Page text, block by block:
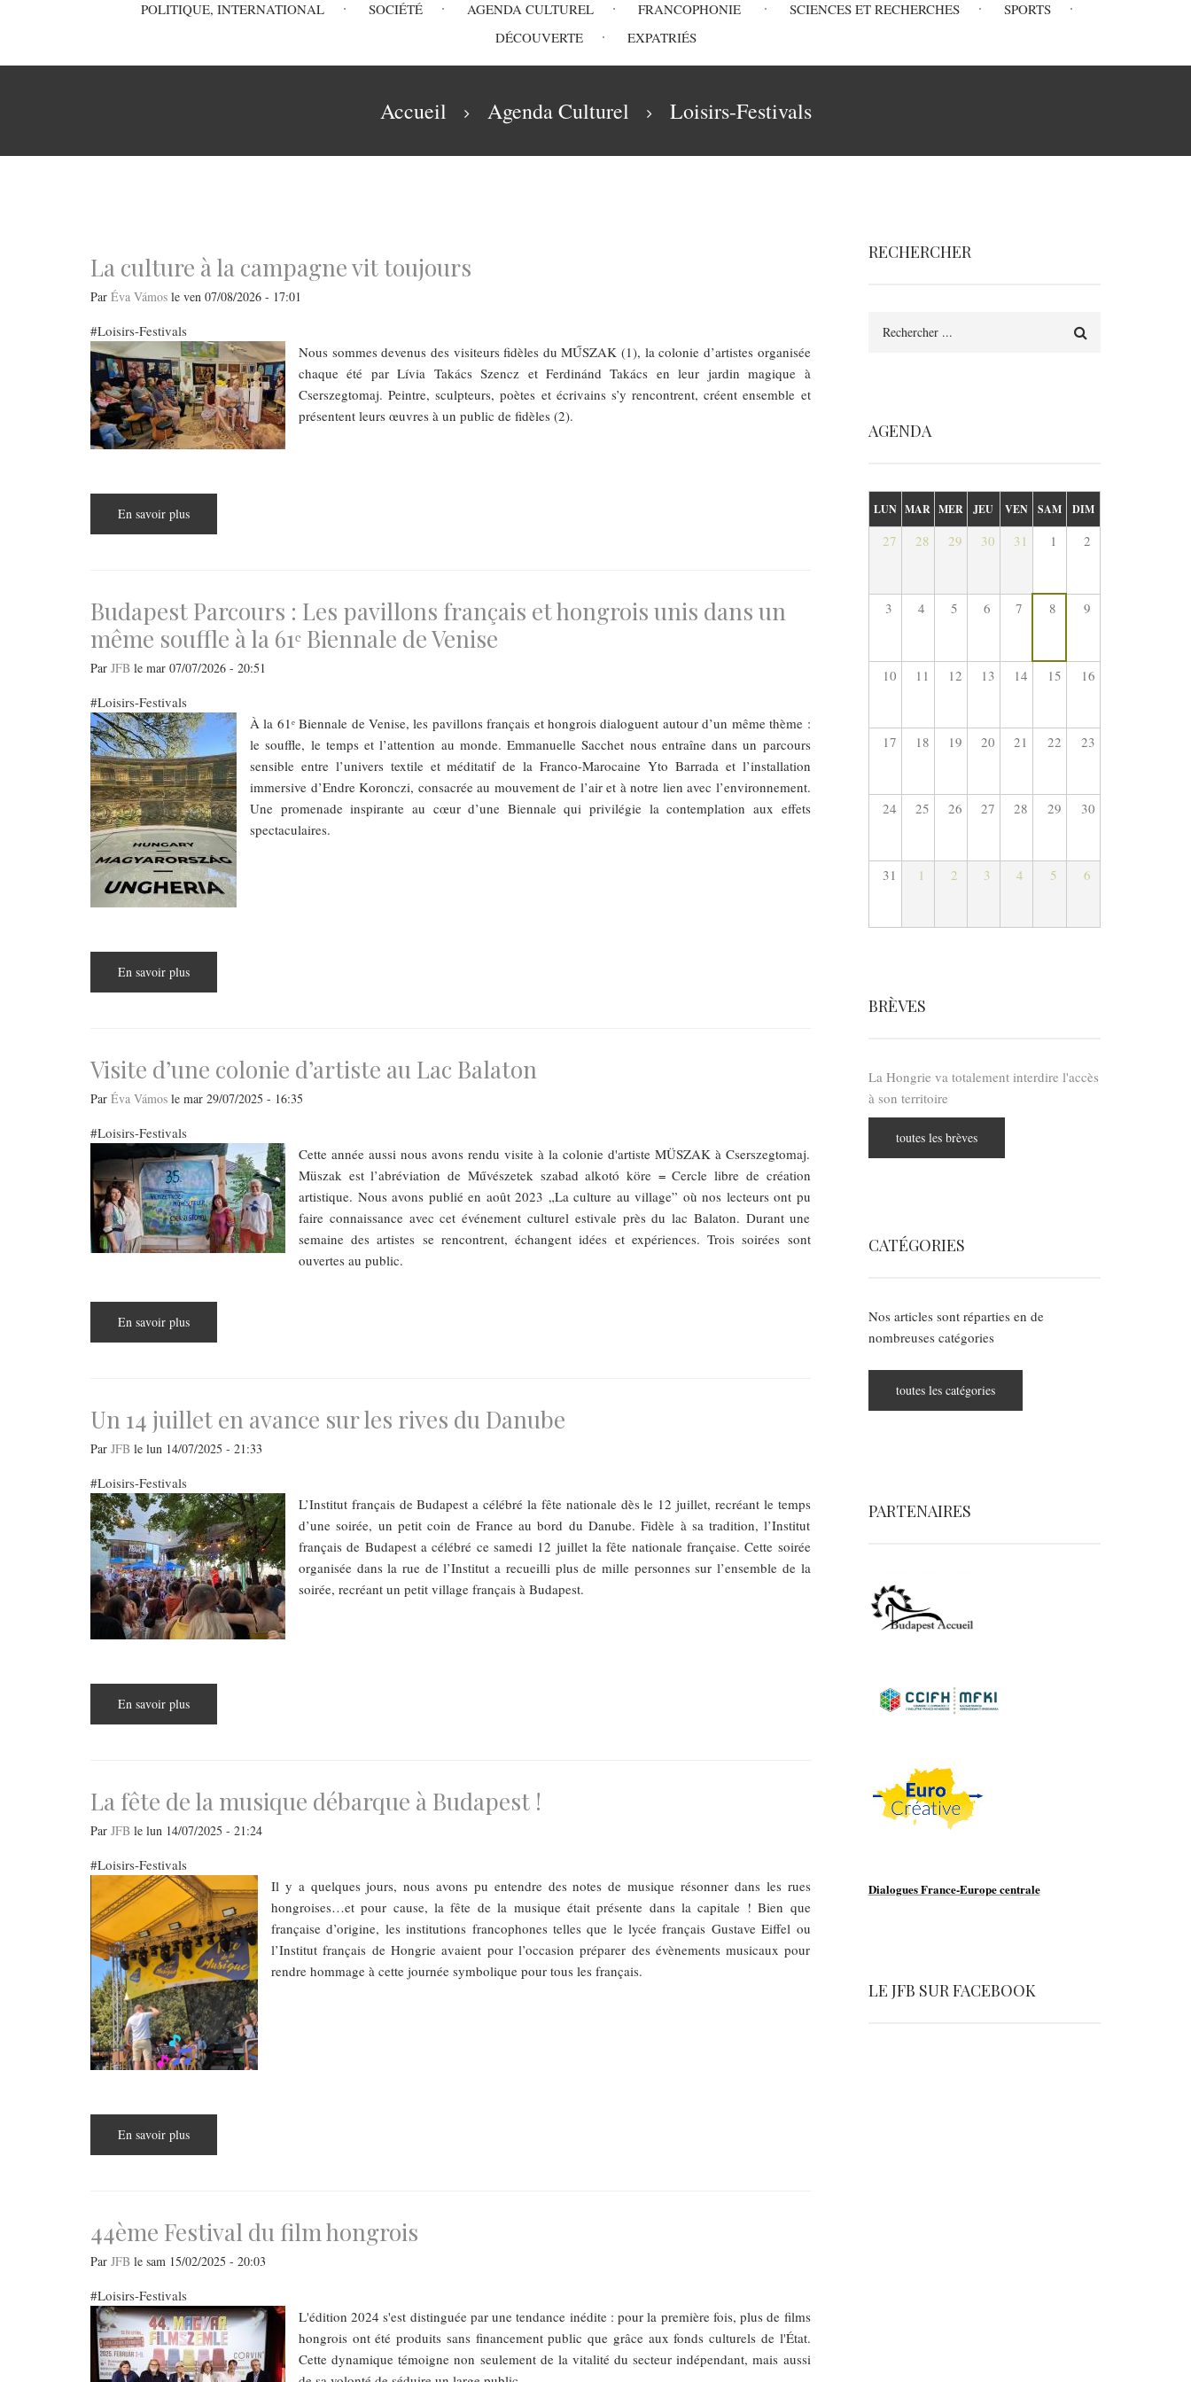
MainPOLITIQUE, INTERNATIONAL SOCIÉTÉ AGENDA CULTUREL FRANCOPHONIE SCIENCES ET RECHERCHES
SPORTS
DÉCOUVERTE
EXPATRIÉS
Accueil Agenda Culturel Loisirs-Festivals
La culture à la campagne vit toujours
Par Éva Vámos le ven 07/08/2026 - 17:01
Loisirs-Festivals
Nous sommes devenus des visiteurs fidèles du MŰSZAK (1), la colonie d’artistes organisée
chaque été par Lívia Takács Szencz et Ferdinánd Takács en leur jardin magique à
Cserszegtomaj. Peintre, sculpteurs, poètes et écrivains s’y rencontrent, créent ensemble et
présentent leurs œuvres à un public de fidèles (2).
En savoir plus
culture
toujours
Budapest Parcours : Les pavillons français et hongrois unis dans un
même souffle à la 61ᵉ Biennale de Venise
Par JFB le mar 07/07/2026 - 20:51
Loisirs-Festivals
À la 61ᵉ Biennale de Venise, les pavillons français et hongrois dialoguent autour d’un même thème :
le souffle, le temps et l’attention au monde. Emmanuelle Sacchet nous entraîne dans un parcours
sensible entre l’univers textile et méditatif de la Franco-Marocaine Yto Barrada et l’installation
immersive d’Endre Koronczi, consacrée au mouvement de l’air et à notre lien avec l’environnement.
Une promenade inspirante au cœur d’une Biennale qui privilégie la contemplation aux effets
spectaculaires.
En savoir plus
Parcours
hongrois
unis
dans
un
à
la
61ᵉ
Biennale
de
Venise
Visite d’une colonie d’artiste au Lac Balaton
Par Éva Vámos le mar 29/07/2025 - 16:35
Loisirs-Festivals
Cette année aussi nous avons rendu visite à la colonie d'artiste MÜSZAK à Cserszegtomaj.
Müszak est l’abréviation de Művészetek szabad alkotó köre = Cercle libre de création
artistique. Nous avons publié en août 2023 „La culture au village” où nos lecteurs ont pu
faire connaissance avec cet événement culturel estivale près du lac Balaton. Durant une
semaine des artistes se rencontrent, échangent idées et expériences. Trois soirées sont
ouvertes au public.
En savoir plus
d’une
Balaton
Un 14 juillet en avance sur les rives du Danube
Par JFB le lun 14/07/2025 - 21:33
Loisirs-Festivals
L’Institut français de Budapest a célébré la fête nationale dès le 12 juillet, recréant le temps
d’une soirée, un petit coin de France au bord du Danube. Fidèle à sa tradition, l’Institut
français de Budapest a célébré ce samedi 12 juillet la fête nationale française. Cette soirée
organisée dans la rue de l’Institut a recueilli plus de mille personnes sur l’ensemble de la
soirée, recréant un petit village français à Budapest.
En savoir plus
14
les
rives
du
Danube
La fête de la musique débarque à Budapest !
Par JFB le lun 14/07/2025 - 21:24
Loisirs-Festivals
Il y a quelques jours, nous avons pu entendre des notes de musique résonner dans les rues
hongroises…et pour cause, la fête de la musique était présente dans la capitale ! Bien que
française d’origine, les institutions francophones telles que le lycée français Gustave Eiffel ou
l’Institut français de Hongrie avaient pour l’occasion préparer des évènements musicaux pour
rendre hommage à cette journée symbolique pour tous les français.
En savoir plus
fête
Budapest
!
44ème Festival du film hongrois
Par JFB le sam 15/02/2025 - 20:03
Loisirs-Festivals
L'édition 2024 s'est distinguée par une tendance inédite : pour la première fois, plus de films
hongrois ont été produits sans financement public que grâce aux fonds culturels de l'État.
Cette dynamique témoigne non seulement de la vitalité du secteur indépendant, mais aussi
RECHERCHER
AGENDA
LUN MAR MER JEU VEN SAM DIM
27 28 29 30 31 1 2
3 4 5 6 7 8 9
10 11 12 13 14 15 16
17 18 19 20 21 22 23
24 25 26 27 28 29 30
31 1 2 3 4 5 6
BRÈVES
La Hongrie va totalement interdire l'accès
à son territoire
toutes les brèves
CATÉGORIES
Nos articles sont réparties en de
nombreuses catégories
toutes les catégories
PARTENAIRES
Dialogues France-Europe centrale
LE JFB SUR FACEBOOK